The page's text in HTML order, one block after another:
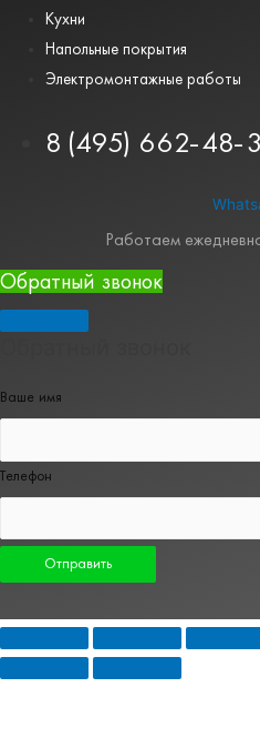
Кухни
Напольные покрытия
Электромонтажные работы
8 (495) 662-48-
Работаем
Обратный звонок
Ваше имя
Телефон